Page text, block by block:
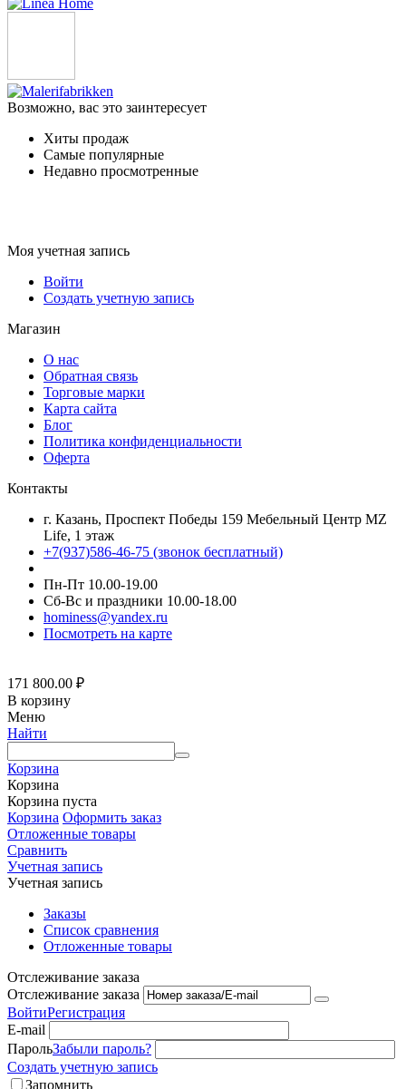
Возможно, вас это заинтересует
Хиты продаж
Самые популярные
Недавно просмотренные
Моя учетная запись
Войти
Создать учетную запись
Магазин
О нас
Обратная связь
Торговые марки
Карта сайта
Блог
Политика конфиденциальности
Оферта
Контакты
г. Казань, Проспект Победы 159 Мебельный Центр MZ
Life, 1 этаж
+7(937)586-46-75 (звонок бесплатный)
Пн-Пт 10.00-19.00
Сб-Вс и праздники 10.00-18.00
hominess@yandex.ru
Посмотреть на карте
171 800.00 ₽
В корзину
Меню
Найти
Корзина
Корзина
Корзина пуста
Корзина Оформить заказ
Отложенные товары
Сравнить
Учетная запись
Учетная запись
Заказы
Список сравнения
Отложенные товары
Отслеживание заказа
Отслеживание заказа
ВойтиРегистрация
E-mail
ПарольЗабыли пароль?
Создать учетную запись
Запомнить